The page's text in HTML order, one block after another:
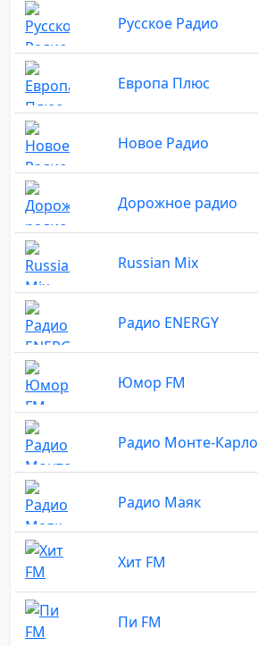
Русское Радио
Европа Плюс
Новое Радио
Дорожное радио
Russian Mix
Радио ENERGY
Юмор FM
Радио Монте-Карло
Радио Маяк
Хит FM
Пи FM